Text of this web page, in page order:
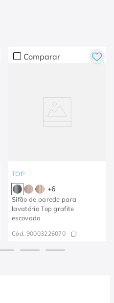
Comparar
TOP
+6
Sifão de parede para
lavatório Top grafite
escovado
Cód.:90003226070